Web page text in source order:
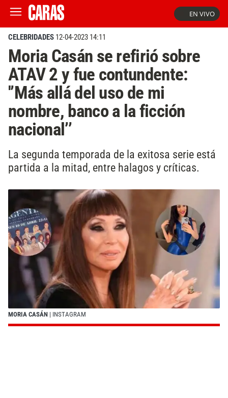
EN VIVO
CELEBRIDADES 12-04-2023 14:11
Moria Casán se refirió sobre
ATAV 2 y fue contundente:
'’Más allá del uso de mi
nombre, banco a la ficción
nacional’’
La segunda temporada de la exitosa serie está
partida a la mitad, entre halagos y críticas.
MORIA CASÁN | INSTAGRAM